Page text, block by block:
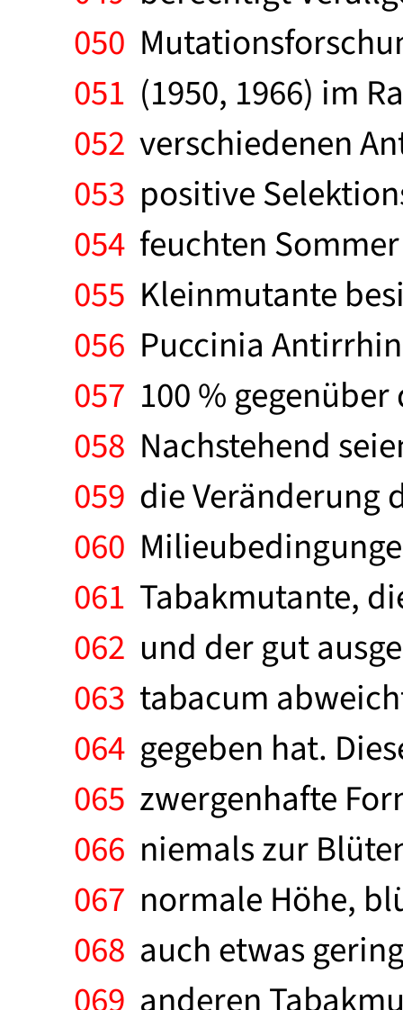
050
051 (1950, 1966) im
052 verschiedenen
053 positive
054 feuchten
055 Kleinmutante
056 Puccinia
057 100 %
058 Nachstehend
059 die Veränderung
060
061 Tabakmutante,
062 und der gut
063 tabacum
064 gegeben hat.
065 zwergenhafte
066 niemals zur
067 normale Höhe,
068 auch etwas